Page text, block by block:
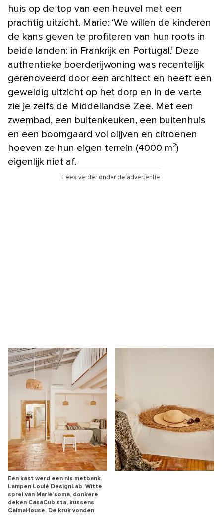
huis op de top van een heuvel met een
prachtig uitzicht. Marie: ‘We willen de kinderen
de kans geven te profiteren van hun roots in
beide landen: in Frankrijk en Portugal.’ Deze
authentieke boerderijwoning was recentelijk
gerenoveerd door een architect en heeft een
geweldig uitzicht op het dorp en in de verte
zie je zelfs de Middellandse Zee. Met een
zwembad, een buitenkeuken, een buitenhuis
en een boomgaard vol olijven en citroenen
hoeven ze hun eigen terrein (4000 m²)
eigenlijk niet af.
Lees verder onder de advertentie
Een kast werd een nis metbank.
Lampen Loulé DesignLab. Witte
sprei van Marie’soma, donkere
deken CasaCubista, kussens
CalmaHouse. De kruk vonden